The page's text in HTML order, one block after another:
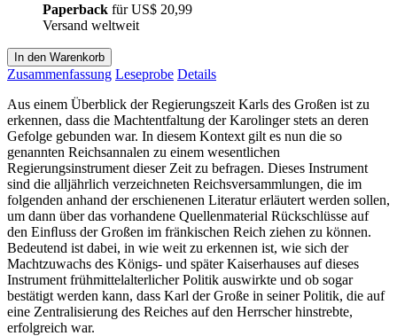
Paperback fürUS$ 20,99
Versand weltweit
In den Warenkorb
Zusammenfassung Leseprobe Details
Aus einem Überblick der Regierungszeit Karls des Großen ist zu
erkennen, dass die Machtentfaltung der Karolinger stets an deren
Gefolge gebunden war. In diesem Kontext gilt es nun die so
genannten Reichsannalen zu einem wesentlichen
Regierungsinstrument dieser Zeit zu befragen. Dieses Instrument
sind die alljährlich verzeichneten Reichsversammlungen, die im
folgenden anhand der erschienenen Literatur erläutert werden sollen,
um dann über das vorhandene Quellenmaterial Rückschlüsse auf
den Einﬂuss der Großen im fränkischen Reich ziehen zu können.
Bedeutend ist dabei, in wie weit zu erkennen ist, wie sich der
Machtzuwachs des Königs- und später Kaiserhauses auf dieses
Instrument frühmittelalterlicher Politik auswirkte und ob sogar
bestätigt werden kann, dass Karl der Große in seiner Politik, die auf
eine Zentralisierung des Reiches auf den Herrscher hinstrebte,
erfolgreich war.